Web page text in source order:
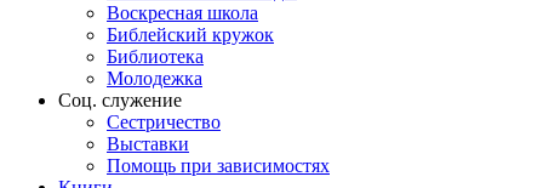
Воскресная школа
Библейский кружок
Библиотека
Молодежка
Соц. служение
Сестричество
Выставки
Помощь при зависимостях